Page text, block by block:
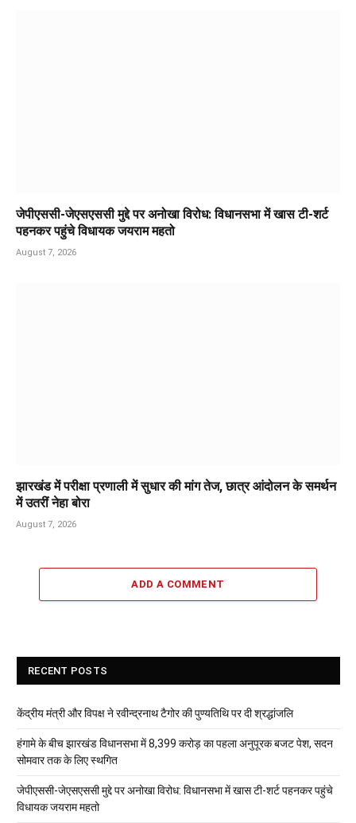
जेपीएससी-जेएसएससी मुद्दे पर अनोखा विरोध: विधानसभा में खास टी-शर्ट
पहनकर पहुंचे विधायक जयराम महतो
August 7, 2026
झारखंड में परीक्षा प्रणाली में सुधार की मांग तेज, छात्र आंदोलन के समर्थन
में उतरीं नेहा बोरा
August 7, 2026
ADD A COMMENT
RECENT POSTS
केंद्रीय मंत्री और विपक्ष ने रवीन्द्रनाथ टैगोर की पुण्यतिथि पर दी श्रद्धांजलि
हंगामे के बीच झारखंड विधानसभा में 8,399 करोड़ का पहला अनुपूरक बजट पेश, सदन
सोमवार तक के लिए स्थगित
जेपीएससी-जेएसएससी मुद्दे पर अनोखा विरोध: विधानसभा में खास टी-शर्ट पहनकर पहुंचे
विधायक जयराम महतो